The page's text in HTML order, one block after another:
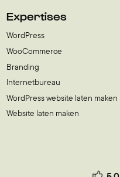
Expertises
WordPress
WooCommerce
Branding
Internetbureau
WordPress website laten maken
Website laten maken